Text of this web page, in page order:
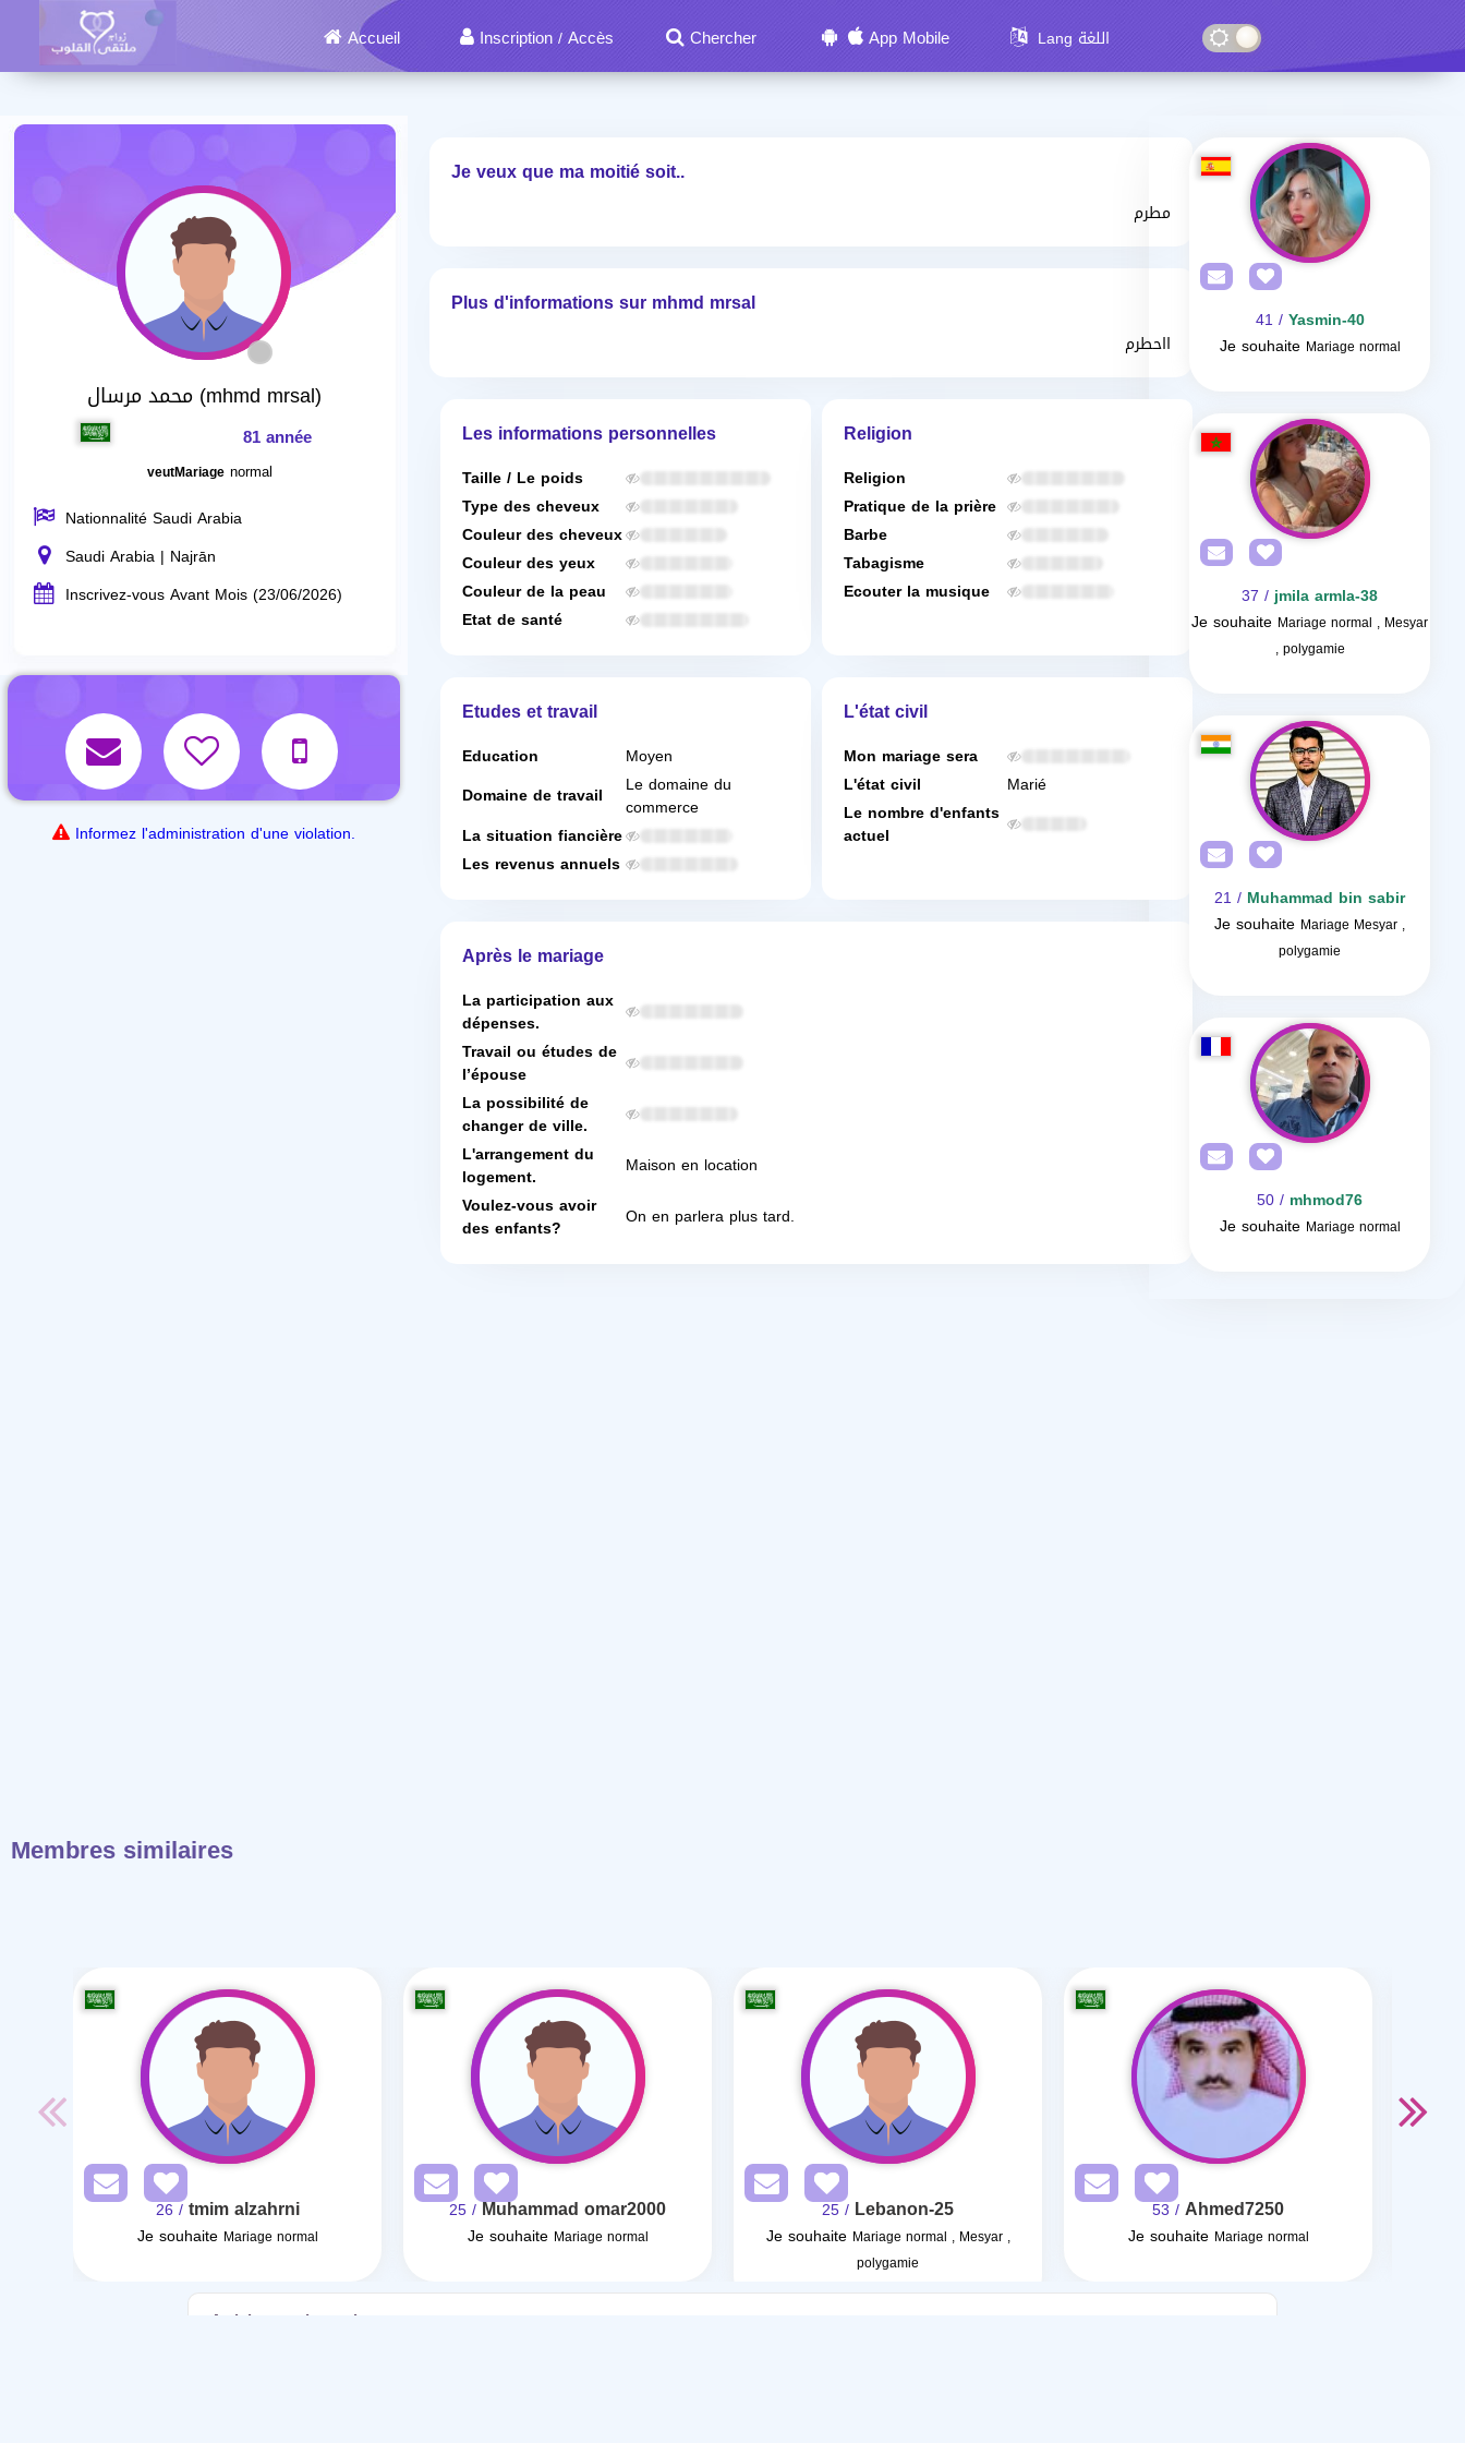
Accueil Inscription / Accès Chercher App Mobile Lang اللغة
محمد مرسال (mhmd mrsal)
81 année
veutMariage normal
Nationnalité Saudi Arabia
Saudi Arabia | Najrān
Inscrivez-vous Avant Mois (23/06/2026)
Informez l'administration d'une violation.
Je veux que ma moitié soit..
مطرم
Plus d'informations sur mhmd mrsal
ااحطرم
Les informations personnelles
Taille / Le poids
Type des cheveux
Couleur des cheveux
Couleur des yeux
Couleur de la peau
Etat de santé
Religion
Religion
Pratique de la prière
Barbe
Tabagisme
Ecouter la musique
Etudes et travail
Education
Moyen
Domaine de travail
Le domaine du
commerce
La situation fiancière
Les revenus annuels
L'état civil
Mon mariage sera
L'état civil
Marié
Le nombre d'enfants
actuel
Après le mariage
La participation aux
dépenses.
Travail ou études de
l’épouse
La possibilité de
changer de ville.
L'arrangement du
logement.
Maison en location
Voulez-vous avoir
des enfants? On en parlera plus tard.
Yasmin-40
/ 41
Je souhaite Mariage normal
jmila armla-38
/ 37
Je souhaite Mariage normal , Mesyar
, polygamie
Muhammad bin sabir
/ 21
Je souhaite Mariage Mesyar ,
polygamie
mhmod76
/ 50
Je souhaite Mariage normal
Membres similaires
tmim alzahrni
/ 26
Je souhaite Mariage normal
Muhammad omar2000
/ 25
Je souhaite Mariage normal
Lebanon-25
/ 25
Je souhaite Mariage normal , Mesyar ,
polygamie
Ahmed7250
/ 53
Je souhaite Mariage normal
Articles sur le mariage